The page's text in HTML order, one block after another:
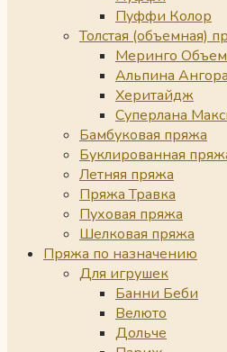
Пуффи Колор
Толстая (объемная)
Меринго
Альпина
Херитайдж
Суперлана
Бамбуковая пряжа
Буклированная
Летняя пряжа
Пряжа Травка
Пуховая пряжа
Шелковая пряжа
Пряжа по назначению
Для игрушек
Банни Беби
Велюто
Дольче